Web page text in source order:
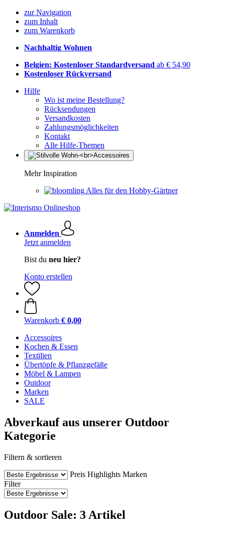
zur Navigation
zum Inhalt
zum Warenkorb
Nachhaltig Wohnen
Belgien: Kostenloser Standardversand ab € 54,90
Kostenloser Rückversand
Hilfe
Wo ist meine Bestellung?
Rücksendungen
Versandkosten
Zahlungsmöglichkeiten
Kontakt
Alle Hilfe-Themen
Mehr Inspiration
Alles für den Hobby-Gärtner
Anmelden
Jetzt anmelden
Bist du neu hier?
Konto erstellen
Warenkorb € 0,00
Accessoires
Kochen & Essen
Textilien
Übertöpfe & Pflanzgefäße
Möbel & Lampen
Outdoor
Marken
SALE
Abverkauf aus unserer Outdoor
Kategorie
Filtern & sortieren
Preis Highlights Marken
Filter
Outdoor Sale: 3 Artikel